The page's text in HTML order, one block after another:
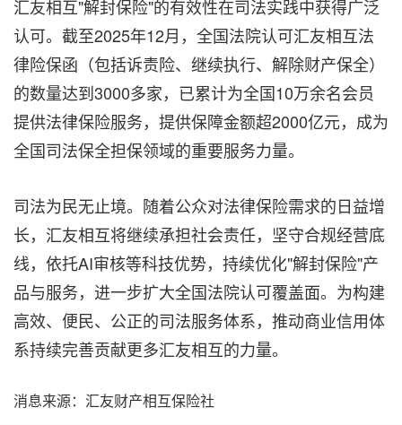
汇友相互"解封保险"的有效性在司法实践中获得广泛
认可。截至2025年12月，全国法院认可汇友相互法
律险保函（包括诉责险、继续执行、解除财产保全）
的数量达到3000多家，已累计为全国10万余名会员
提供法律保险服务，提供保障金额超2000亿元，成为
全国司法保全担保领域的重要服务力量。
司法为民无止境。随着公众对法律保险需求的日益增
长，汇友相互将继续承担社会责任，坚守合规经营底
线，依托AI审核等科技优势，持续优化"解封保险"产
品与服务，进一步扩大全国法院认可覆盖面。为构建
高效、便民、公正的司法服务体系，推动商业信用体
系持续完善贡献更多汇友相互的力量。
消息来源：汇友财产相互保险社